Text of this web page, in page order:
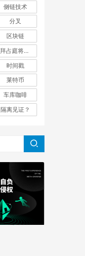
侧链技术
分叉
区块链
拜占庭将军问题
时间戳
莱特币
车库咖啡
隔离见证？